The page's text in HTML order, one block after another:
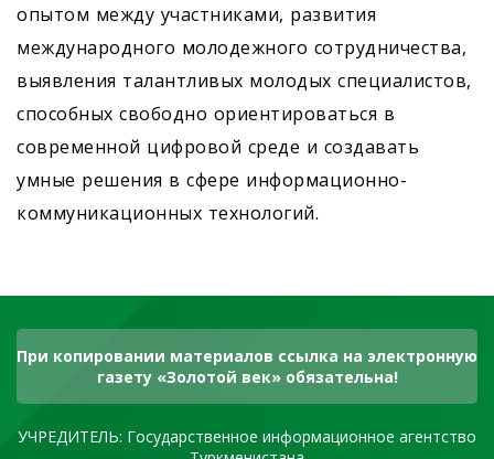
опытом между участниками, развития
международного молодежного сотрудничества,
выявления талантливых молодых специалистов,
способных свободно ориентироваться в
современной цифровой среде и создавать
умные решения в сфере информационно-
коммуникационных технологий.
При копировании материалов ссылка на электронную
газету «Золотой век» обязательна!
УЧРЕДИТЕЛЬ: Государственное информационное агентство